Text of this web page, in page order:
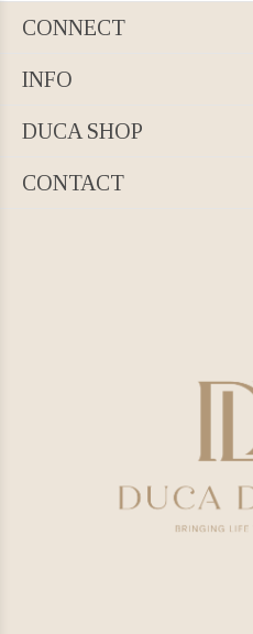
CONNECT
INFO
DUCA SHOP
CONTACT